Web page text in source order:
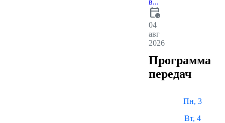
calendar_clock
04
авг
2026
Программа
передач
Пн, 3
Вт, 4